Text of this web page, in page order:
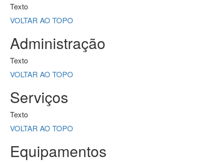
Texto
VOLTAR AO TOPO
Administração
Texto
VOLTAR AO TOPO
Serviços
Texto
VOLTAR AO TOPO
Equipamentos